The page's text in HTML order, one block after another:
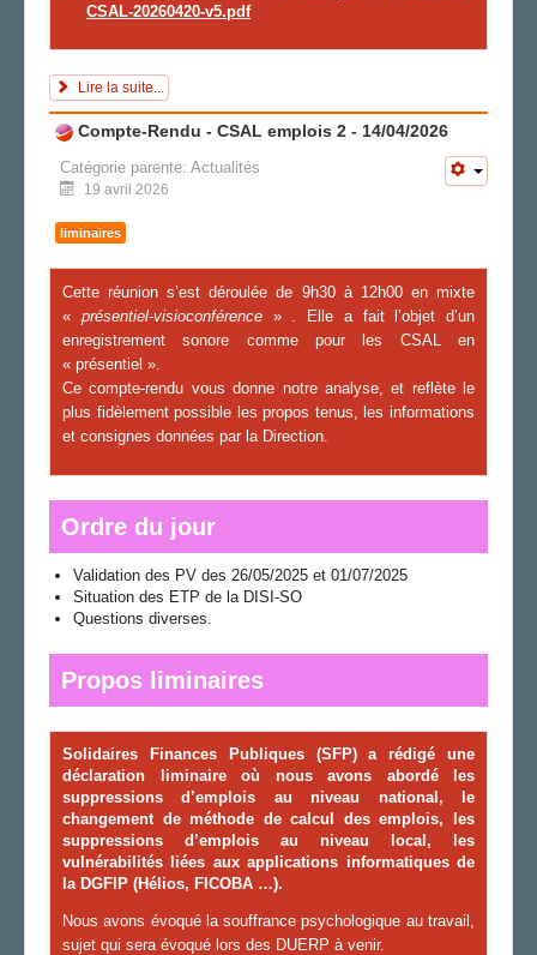
CSAL-20260420-v5.pdf
Lire la suite...
Compte-Rendu - CSAL emplois 2 - 14/04/2026
Catégorie parente: Actualités
19 avril 2026
liminaires
Cette réunion s’est déroulée de 9h30 à 12h00 en mixte
« présentiel-visioconférence» . Elle a fait l’objet d’un
enregistrement sonore comme pour les CSAL en
« présentiel ».
Ce compte-rendu vous donne notre analyse, et reflète le
plus fidèlement possible les propos tenus, les informations
et consignes données par la Direction.
Ordre du jour
Validation des PV des 26/05/2025 et 01/07/2025
Situation des ETP de la DISI-SO
Questions diverses.
Propos liminaires
Solidaires Finances Publiques(SFP) a rédigé une
déclaration liminaire où nous avons abordé les
suppressions d’emplois au niveau national, le
changement de méthode de calcul des emplois, les
suppressions d’emplois au niveau local, les
vulnérabilités liées aux applications informatiques de
la DGFIP (Hélios, FICOBA …).
Nous avons évoqué la souffrance psychologique au travail,
sujet qui sera évoqué lors des DUERP à venir.